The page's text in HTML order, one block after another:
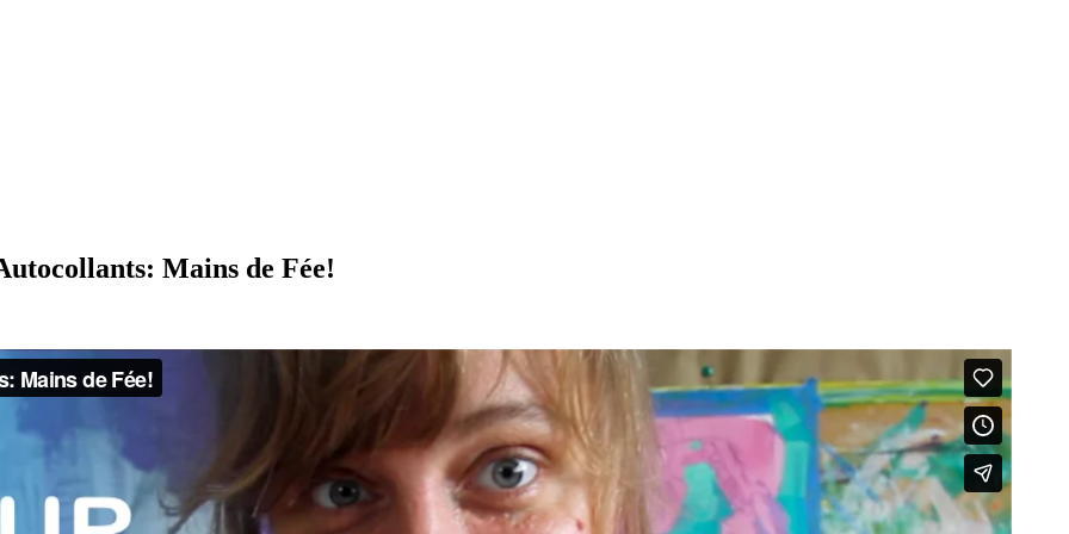
Mains de Fée!